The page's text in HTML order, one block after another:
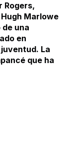
Rogers,
Marlowe
una
en
La
que ha